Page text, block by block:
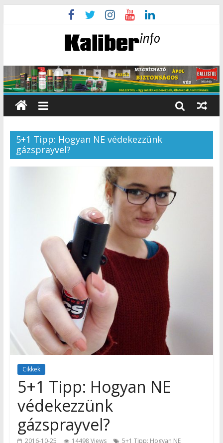
5+1 Tipp: Hogyan NE védekezzünk
gázsprayvel?
Cikkek
5+1 Tipp: Hogyan NE
védekezzünk
gázsprayvel?
2016-10-25 14498 Views
5+1 Tipp: Hogyan NE